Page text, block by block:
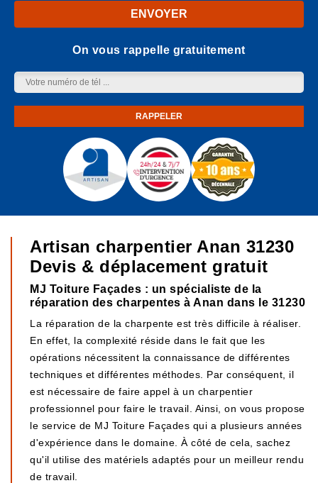
On vous rappelle gratuitement
Artisan charpentier Anan 31230
Devis & déplacement gratuit
MJ Toiture Façades : un spécialiste de la
réparation des charpentes à Anan dans le 31230
La réparation de la charpente est très difficile à réaliser.
En effet, la complexité réside dans le fait que les
opérations nécessitent la connaissance de différentes
techniques et différentes méthodes. Par conséquent, il
est nécessaire de faire appel à un charpentier
professionnel pour faire le travail. Ainsi, on vous propose
le service de MJ Toiture Façades qui a plusieurs années
d'expérience dans le domaine. À côté de cela, sachez
qu'il utilise des matériels adaptés pour un meilleur rendu
de travail.